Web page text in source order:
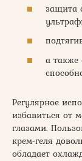
защита
а также
Регулярное
избавиться от
глазами.
крем-геля
обладает